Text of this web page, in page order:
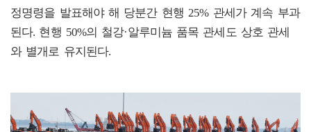
정명령을 발표해야 해 당분간 현행 25% 관세가 계속 부과
된다. 현행 50%의 철강·알루미늄 품목 관세도 상호 관세
와 별개로 유지된다.